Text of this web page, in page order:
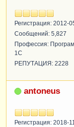
Регистрация: 2012-
Сообщений: 5,827
Профессия:
1С
РЕПУТАЦИЯ: 2228
antoneus
Регистрация: 2018-